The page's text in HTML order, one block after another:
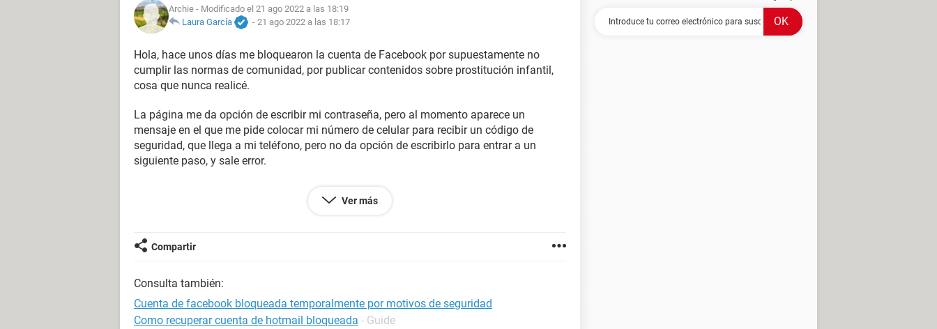
Archie - Modificado el 21 ago 2022 a las 18:19
Laura García
- 21 ago 2022 a las 18:17
Hola, hace unos días me bloquearon la cuenta de Facebook por supuestamente no
cumplir las normas de comunidad, por publicar contenidos sobre prostitución infantil,
cosa que nunca realicé.
La página me da opción de escribir mi contraseña, pero al momento aparece un
mensaje en el que me pide colocar mi número de celular para recibir un código de
seguridad, que llega a mi teléfono, pero no da opción de escribirlo para entrar a un
siguiente paso, y sale error.
Ver más
Compartir
Consulta también:
Cuenta de facebook bloqueada temporalmente por motivos de seguridad
Como recuperar cuenta de hotmail bloqueada - Guide